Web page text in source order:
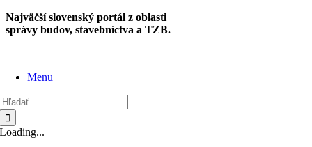
Skip
to
Najväčší slovenský portál z oblasti
správy budov, stavebníctva a TZB.
Menu
Loading...